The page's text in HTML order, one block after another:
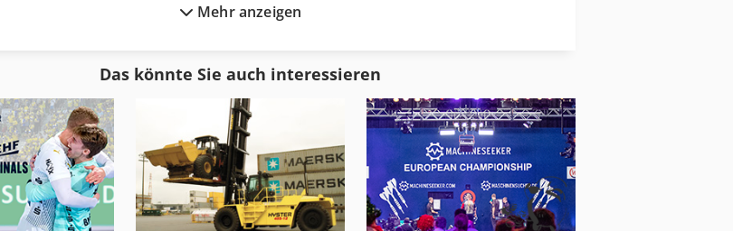
Hsc 20 LinearMehr anzeigen
Das könnte Sie auch interessieren